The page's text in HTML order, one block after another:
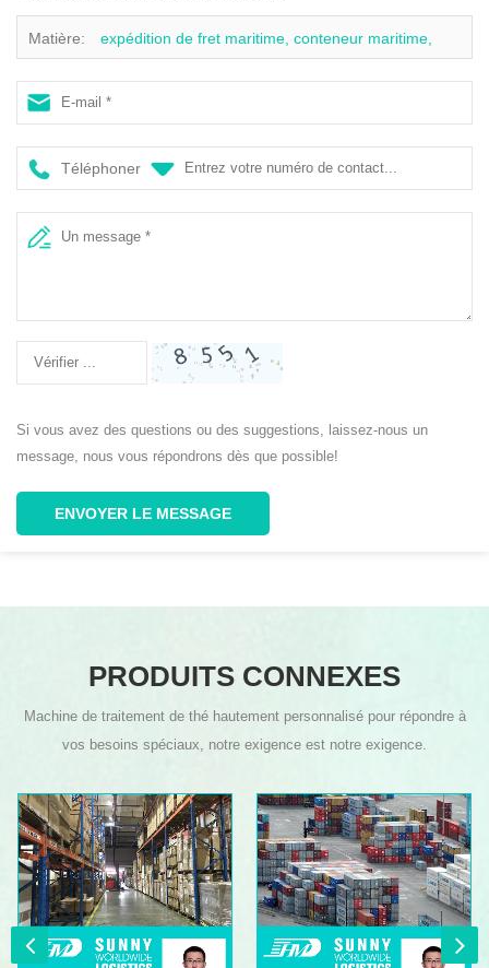
Matière: expédition de fret maritime, conteneur maritime,
expédition internationale par mer, calculateur de fret maritime,
fret outre-mer
Téléphoner
Si vous avez des questions ou des suggestions, laissez-nous un
message, nous vous répondrons dès que possible!
ENVOYER LE MESSAGE
PRODUITS CONNEXES
Machine de traitement de thé hautement personnalisé pour répondre à
vos besoins spéciaux, notre exigence est notre exigence.